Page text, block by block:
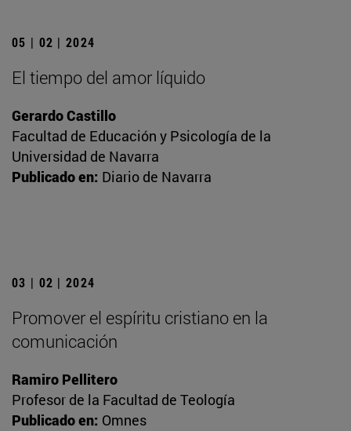
05 | 02 | 2024
El tiempo del amor líquido
Gerardo Castillo
Facultad de Educación y Psicología de la
Universidad de Navarra
Publicado en: Diario de Navarra
03 | 02 | 2024
Promover el espíritu cristiano en la
comunicación
Ramiro Pellitero
Profesor de la Facultad de Teología
Publicado en: Omnes